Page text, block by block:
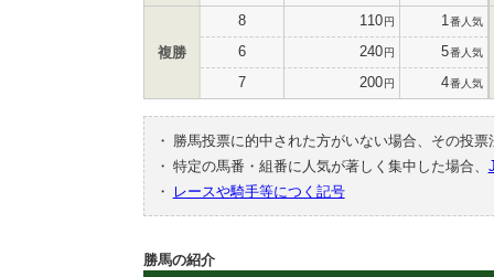
複勝
8 110円 1 番人気
6 240円 5番人気
7 200円 4番人気
・
勝馬投票に的中された方がいない場合、その投
・ 特定の馬番・組番に人気が著しく集中した場合、
・
レースや騎手等につく記号
勝馬の紹介